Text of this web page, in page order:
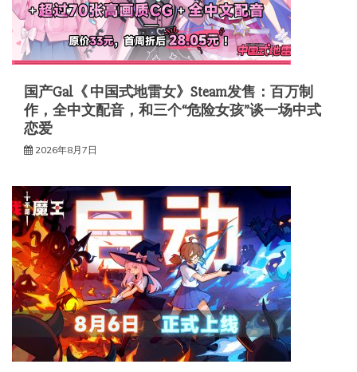
国产Gal《 中国式地雷女》Steam发售：百万制
作，全中文配音，和三个“危险女孩”谈一场中式
恋爱
2026年8月7日